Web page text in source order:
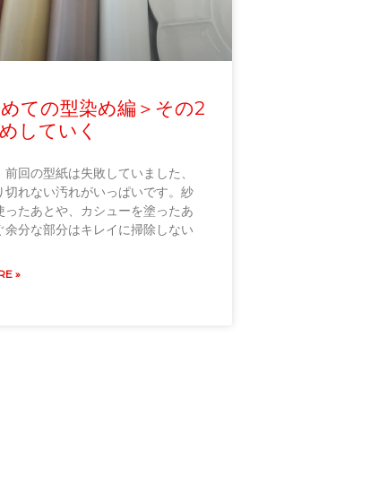
ての型染め編＞その2
していく
回の型紙は失敗していました、
切れない汚れがいっぱいです。紗
ったあとや、カシューを塗ったあ
余分な部分はキレイに掃除しない
»